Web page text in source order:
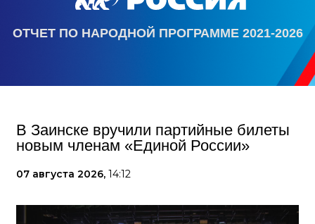
ОТЧЕТ ПО НАРОДНОЙ ПРОГРАММЕ 2021-2026
В Заинске вручили партийные билеты
новым членам «Единой России»
07 августа 2026, 14:12